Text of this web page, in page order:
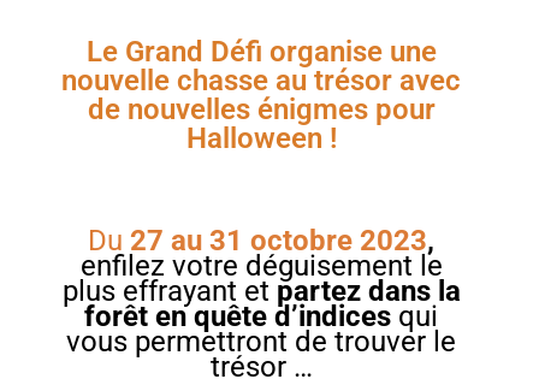
Le Grand Défi organise une
nouvelle chasse au trésor avec
de nouvelles énigmes pour
Halloween !
Du 27 au 31 octobre 2023,
enfilez votre déguisement le
plus effrayant et partez dans la
forêt en quête d’indices qui
vous permettront de trouver le
trésor …